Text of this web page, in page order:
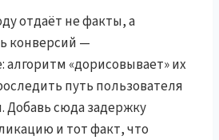
отдаёт не факты, а
конверсий —
«дорисовывает» их
путь пользователя
Добавь сюда задержку
и тот факт, что